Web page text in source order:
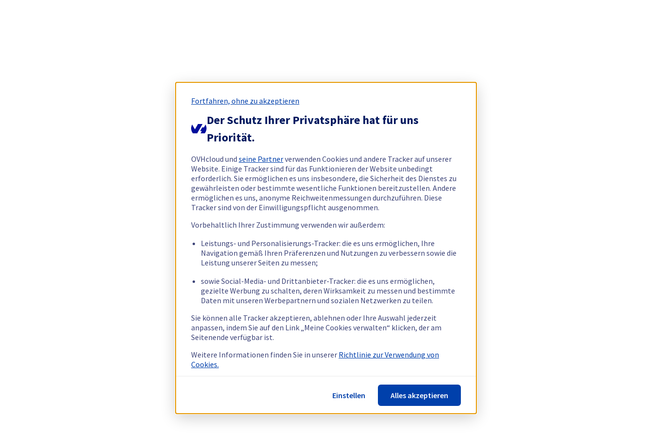
Fortfahren, ohne zu akzeptieren
Der Schutz Ihrer Privatsphäre hat für uns
Priorität.
OVHcloud und seine Partnerverwenden Cookies und andere Tracker auf unserer
Website. Einige Tracker sind für das Funktionieren der Website unbedingt
erforderlich. Sie ermöglichen es uns insbesondere, die Sicherheit des Dienstes zu
gewährleisten oder bestimmte wesentliche Funktionen bereitzustellen. Andere
ermöglichen es uns, anonyme Reichweitenmessungen durchzuführen. Diese
Tracker sind von der Einwilligungspflicht ausgenommen.
Vorbehaltlich Ihrer Zustimmung verwenden wir außerdem:
Leistungs- und Personalisierungs-Tracker: die es uns ermöglichen, Ihre
Navigation gemäß Ihren Präferenzen und Nutzungen zu verbessern sowie die
Leistung unserer Seiten zu messen;
sowie Social-Media- und Drittanbieter-Tracker: die es uns ermöglichen,
gezielte Werbung zu schalten, deren Wirksamkeit zu messen und bestimmte
Daten mit unseren Werbepartnern und sozialen Netzwerken zu teilen.
Sie können alle Tracker akzeptieren, ablehnen oder Ihre Auswahl jederzeit
anpassen, indem Sie auf den Link „Meine Cookies verwalten“ klicken, der am
Seitenende verfügbar ist.
Weitere Informationen finden Sie in unserer Richtlinie zur Verwendung von
Cookies.
Einstellen Alles akzeptieren